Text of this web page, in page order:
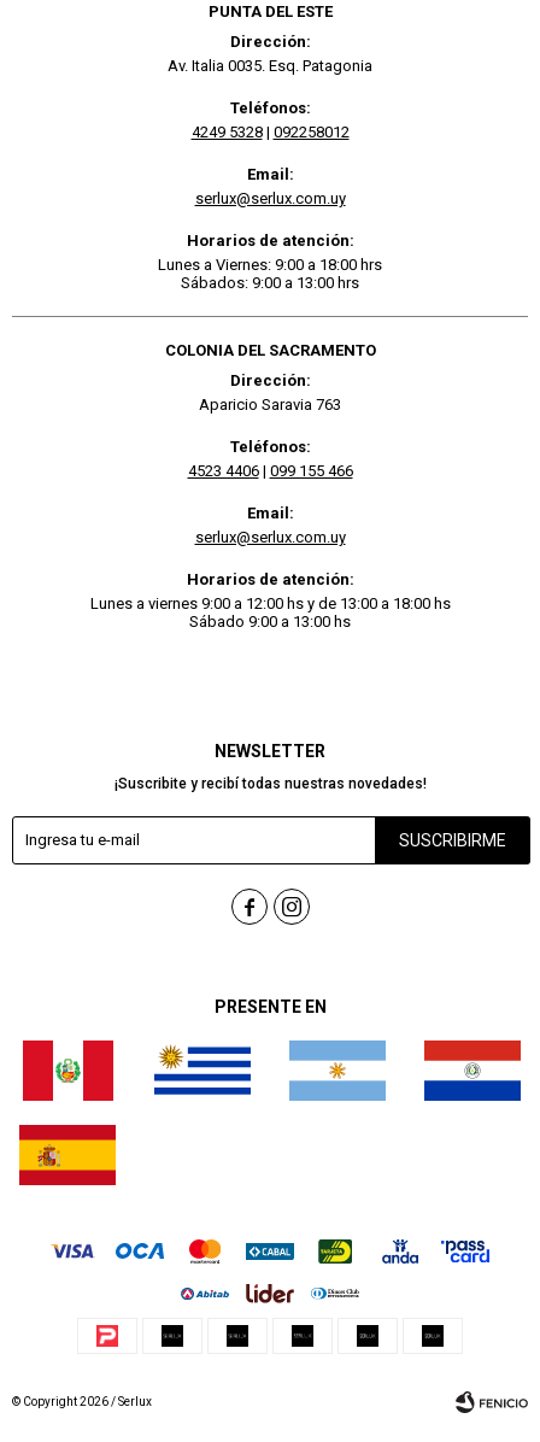
PRESENTE EN
NEWSLETTER
¡Suscribite y recibí todas nuestras novedades!
SUSCRIBIRME
 
PUNTA DEL ESTE
Dirección:
Av. Italia 0035. Esq. Patagonia
Teléfonos:
4249 5328| 092258012
Email:
serlux@serlux.com.uy
Horarios de atención:
Lunes a Viernes: 9:00 a 18:00 hrs
Sábados: 9:00 a 13:00 hrs
COLONIA DEL SACRAMENTO
Dirección:
Aparicio Saravia 763
Teléfonos:
4523 4406| 099 155 466
Email:
serlux@serlux.com.uy
Horarios de atención:
Lunes a viernes 9:00 a 12:00 hs y de 13:00 a 18:00 hs
Sábado 9:00 a 13:00 hs
© Copyright 2026 / Serlux